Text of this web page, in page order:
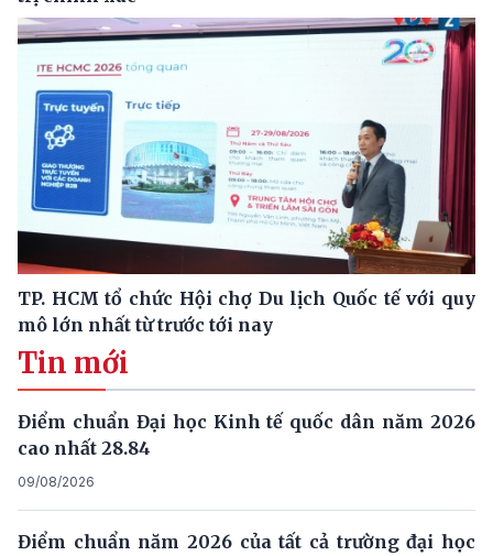
TP. HCM tổ chức Hội chợ Du lịch Quốc tế với quy
mô lớn nhất từ trước tới nay
Tin mới
Điểm chuẩn Đại học Kinh tế quốc dân năm 2026
cao nhất 28.84
09/08/2026
Điểm chuẩn năm 2026 của tất cả trường đại học